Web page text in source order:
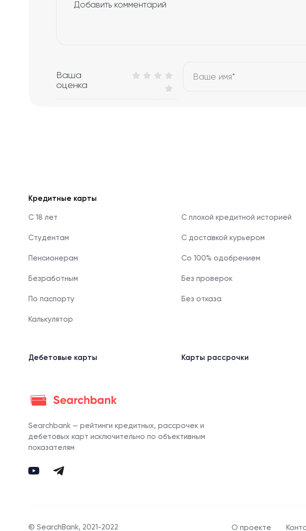
Ваша
оценка
Кредитные карты
С 18 лет С плохой кредитной историей
Студентам С доставкой курьером
Пенсионерам Со 100% одобрением
Безработным Без проверок
По паспорту Без отказа
Калькулятор
Дебетовые карты Карты рассрочки
Searchbank — рейтинги кредитных, рассрочек и
дебетовых карт исключительно по объективным
показателям
© SearchBank, 2021-2022 О проекте